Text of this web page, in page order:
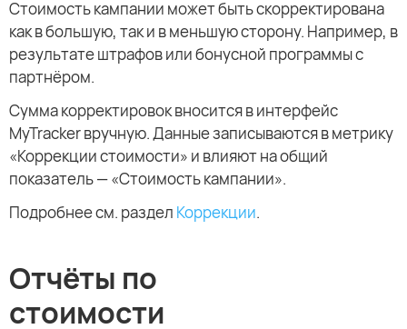
Стоимость кампании может быть скорректирована
как в большую, так и в меньшую сторону. Например, в
результате штрафов или бонусной программы с
партнёром.
Сумма корректировок вносится в интерфейс
MyTracker вручную. Данные записываются в метрику
«Коррекции стоимости» и влияют на общий
показатель — «Стоимость кампании».
Подробнее см. раздел Коррекции.
Отчёты по
стоимости